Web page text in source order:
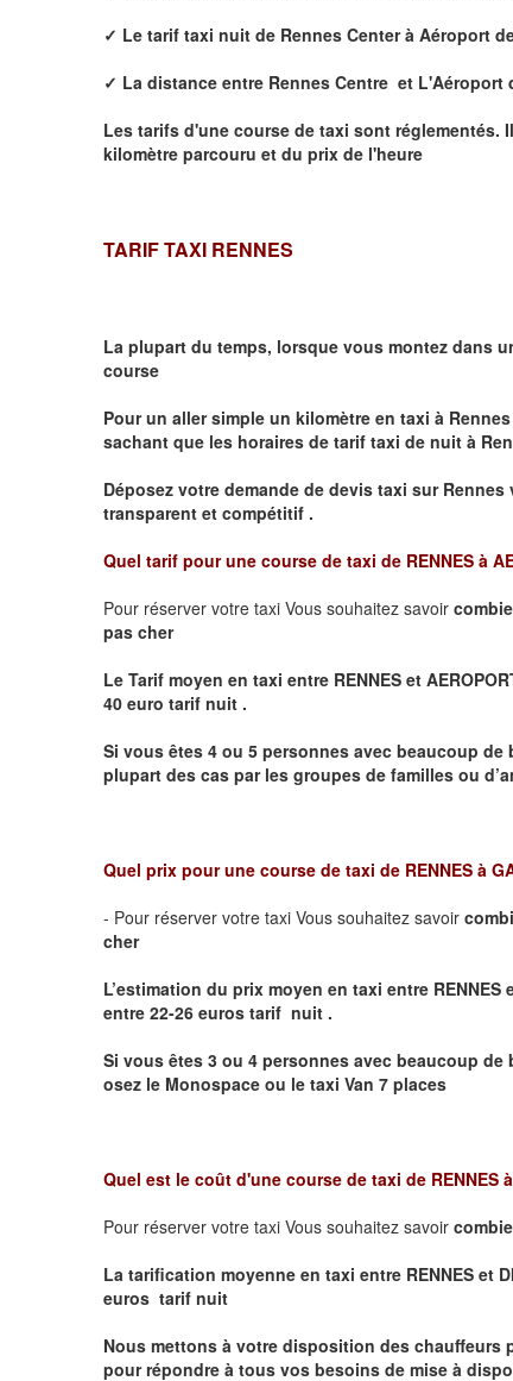
✓ Le tarif taxi nuit de Rennes Center à Aéroport
✓ La distance entre Rennes Centre et L'Aéroport
Les tarifs d'une course de taxi sont
kilomètre parcouru et du prix de l'heure
TARIF TAXI RENNES
La plupart du temps, lorsque vous montez dans
course
Pour un aller simple un kilomètre en taxi à Rennes
sachant que les horaires de tarif taxi de nuit à
Déposez votre demande de devis taxi sur Rennes
transparent et compétitif .
Quel tarif pour une course de taxi de RENNES à
Pour réserver votre taxi Vous souhaitez savoir
pas cher
Le Tarif moyen en taxi entre RENNES et
40 euro tarif nuit .
Si vous êtes 4 ou 5 personnes avec beaucoup
plupart des cas par les groupes de familles ou
Quel prix pour une course de taxi de RENNES à
- Pour réserver votre taxi Vous souhaitez savoir
cher
L’estimation du prix moyen en taxi entre RENNES
entre 22-26 euros tarif nuit .
Si vous êtes 3 ou 4 personnes avec beaucoup
osez le Monospace ou le taxi Van 7 places
Quel est le coût d'une course de taxi de RENNES
Pour réserver votre taxi Vous souhaitez savoir
La tarification moyenne en taxi entre RENNES et
euros tarif nuit
Nous mettons à votre disposition des chauffeurs
pour répondre à tous vos besoins de mise à